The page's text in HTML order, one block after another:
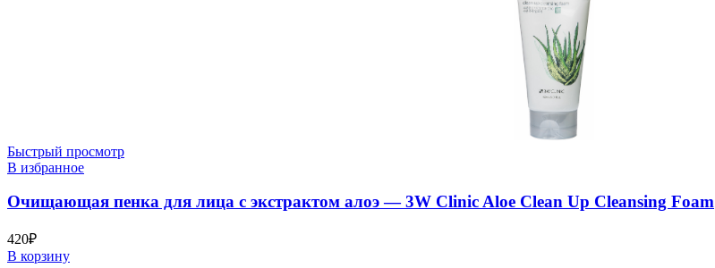
Быстрый просмотр
В избранное
Очищающая пенка для лица с экстрактом алоэ — 3W Clinic Aloe Clean Up Cleansing Foam
420₽
В корзину